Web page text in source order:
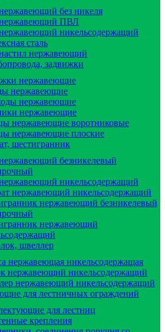
без никеля
ПВЛ
никельсодержащий
сталь
нержавеющий
задвижки
нержавеющие
нержавеющие
нержавеющие
нержавеющие
нержавеющие воротниковые
нержавеющие плоские
шестигранник
безникелевый
никельсодержащий
нержавеющий никельсодержащий
нержавеющий безникелевый
нержавеющий
швеллер
нержавеющая никельсодержащая
нержавеющий никельсодержащий
нержавеющий никельсодержащий
для лестничных ограждений
для лестниц
крепления